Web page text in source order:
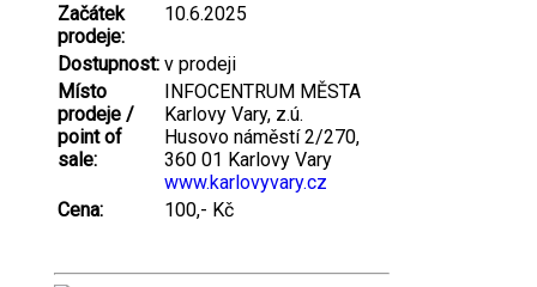
Začátek
prodeje:
10.6.2025
Dostupnost: v prodeji
Místo
prodeje /
point of
sale:
INFOCENTRUM MĚSTA
Karlovy Vary, z.ú.
Husovo náměstí 2/270,
360 01 Karlovy Vary
www.karlovyvary.cz
Cena:
100,- Kč